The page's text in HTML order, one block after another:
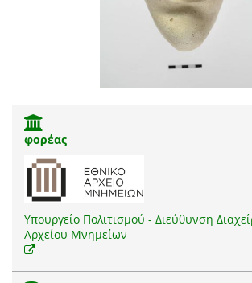
φορέας
Υπουργείο Πολιτισμού - Διεύθυνση
Αρχείου Μνημείων